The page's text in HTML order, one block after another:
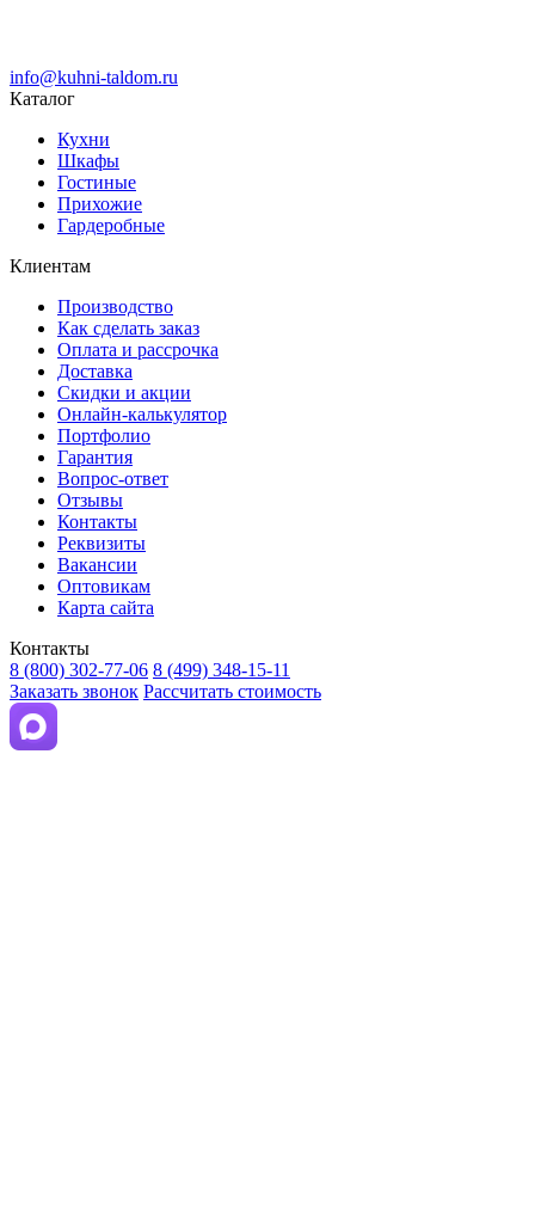
info@kuhni-taldom.ru
Каталог
Кухни
Шкафы
Гостиные
Прихожие
Гардеробные
Клиентам
Производство
Как сделать заказ
Оплата и рассрочка
Доставка
Скидки и акции
Онлайн-калькулятор
Портфолио
Гарантия
Вопрос-ответ
Отзывы
Контакты
Реквизиты
Вакансии
Оптовикам
Карта сайта
Контакты
8 (800) 302-77-06 8 (499) 348-15-11
Заказать звонок Рассчитать стоимость